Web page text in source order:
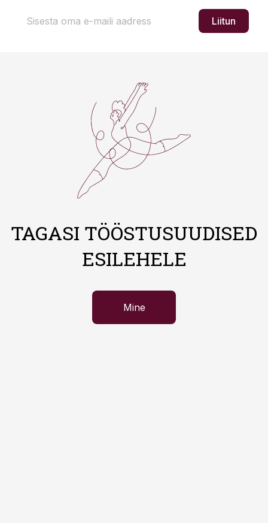
Liitun
TAGASI TÖÖSTUSUUDISED
ESILEHELE
Mine